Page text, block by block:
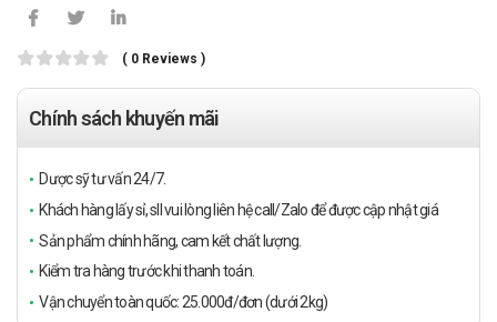
( 0 Reviews )
Chính sách khuyến mãi
Dược sỹ tư vấn 24/7.
Khách hàng lấy sỉ, sll vui lòng liên hệ call/Zalo để được cập nhật giá
Sản phẩm chính hãng, cam kết chất lượng.
Kiểm tra hàng trước khi thanh toán.
Vận chuyển toàn quốc: 25.000đ/đơn (dưới 2kg)